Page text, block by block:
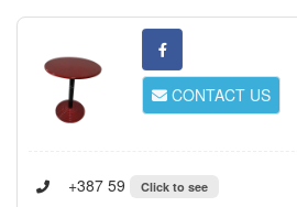
CONTACT US
+387 59 Click to see